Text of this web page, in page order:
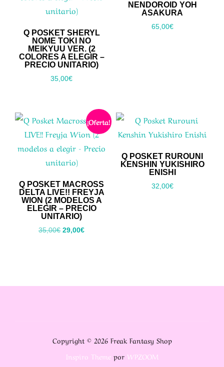
Q POSKET SHERYL
NOME TOKI NO
MEIKYUU VER. (2
COLORES A ELEGIR –
PRECIO UNITARIO)
35,00€
NENDOROID YOH
ASAKURA
65,00€
¡Oferta!
Q POSKET MACROSS
DELTA LIVE!! FREYJA
WION (2 MODELOS A
ELEGIR – PRECIO
UNITARIO)
35,00€ El
29,00€El
Q POSKET RUROUNI
KENSHIN YUKISHIRO
ENISHI
32,00€
Copyright © 2026 Freak Fantasy Shop
Inspiro Themepor WPZOOM